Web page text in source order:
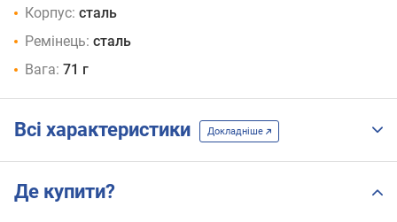
Корпус: сталь
Ремінець: сталь
Вага: 71 г
Всі характеристики Докладніше
Де купити?